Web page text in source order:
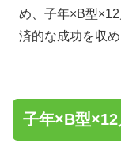
め、子年×B型
済的な成功を収
子年×B型